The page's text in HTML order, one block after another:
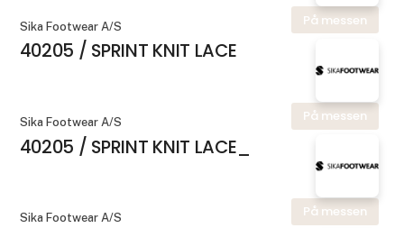
På messen
Sika Footwear A/S
40205 / SPRINT KNIT LACE
På messen
Sika Footwear A/S
40205 / SPRINT KNIT LACE_
På messen
Sika Footwear A/S